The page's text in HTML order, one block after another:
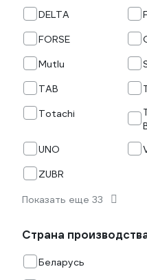
DELTA
FORSE
Mutlu
TAB
Totachi
UNO
ZUBR
Показать еще 33
Страна
Беларусь